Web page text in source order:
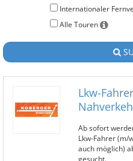
Internationaler
Alle Touren
Lkw-
Ab sofort
Lkw-Fahrer (m/
auch möglich)
gesucht.